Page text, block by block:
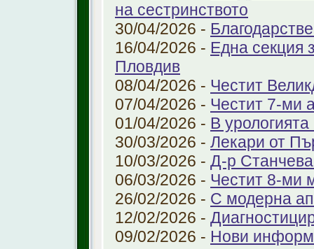
на сестринството
30/04/2026 -
16/04/2026 - Една секция
Пловдив
08/04/2026 - Честит
07/04/2026 - Честит 7-ми
01/04/2026 - В урологията
30/03/2026 - Лекари от
10/03/2026 - Д-р
06/03/2026 - Честит 8-ми
26/02/2026 - С модерна
12/02/2026 -
09/02/2026 - Нови